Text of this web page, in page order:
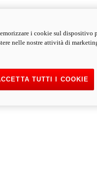
i cookie sul dispositivo
nelle nostre attività di
TUTTI I COOKIE